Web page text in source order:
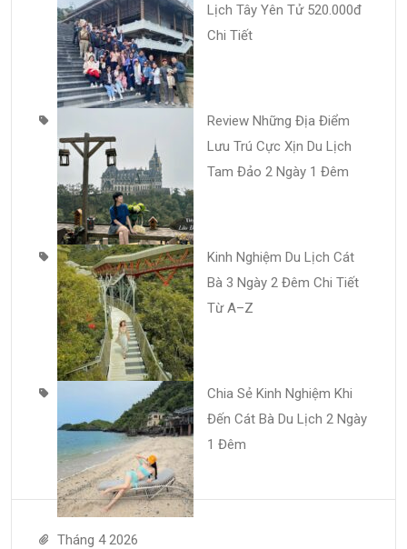
Lịch Tây Yên Tử 520.000đ
Chi Tiết
Review Những Địa Điểm
Lưu Trú Cực Xịn Du Lịch
Tam Đảo 2 Ngày 1 Đêm
Kinh Nghiệm Du Lịch Cát
Bà 3 Ngày 2 Đêm Chi Tiết
Từ A–Z
Chia Sẻ Kinh Nghiệm Khi
Đến Cát Bà Du Lịch 2 Ngày
1 Đêm
Tháng 4 2026